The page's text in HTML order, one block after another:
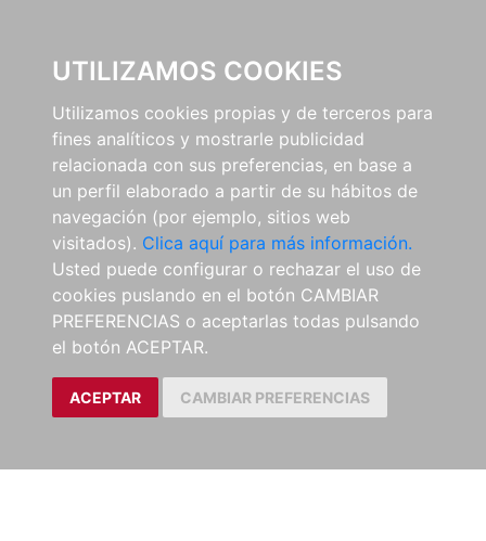
UTILIZAMOS COOKIES
Utilizamos cookies propias y de terceros para
fines analíticos y mostrarle publicidad
relacionada con sus preferencias, en base a
un perfil elaborado a partir de su hábitos de
navegación (por ejemplo, sitios web
visitados). Clica aquí para más información.
Usted puede configurar o rechazar el uso de
cookies puslando en el botón CAMBIAR
PREFERENCIAS o aceptarlas todas pulsando
el botón ACEPTAR.
ACEPTAR CAMBIAR PREFERENCIAS